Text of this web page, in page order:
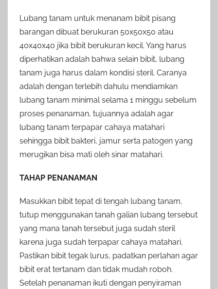
Lubang tanam untuk menanam bibit pisang
barangan dibuat berukuran 50x50x50 atau
40x40x40 jika bibit berukuran kecil. Yang harus
diperhatikan adalah bahwa selain bibit, lubang
tanam juga harus dalam kondisi steril. Caranya
adalah dengan terlebih dahulu mendiamkan
lubang tanam minimal selama 1 minggu sebelum
proses penanaman, tujuannya adalah agar
lubang tanam terpapar cahaya matahari
sehingga bibit bakteri, jamur serta patogen yang
merugikan bisa mati oleh sinar matahari.
TAHAP PENANAMAN
Masukkan bibit tepat di tengah lubang tanam,
tutup menggunakan tanah galian lubang tersebut
yang mana tanah tersebut juga sudah steril
karena juga sudah terpapar cahaya matahari.
Pastikan bibit tegak lurus, padatkan perlahan agar
bibit erat tertanam dan tidak mudah roboh.
Setelah penanaman ikuti dengan penyiraman